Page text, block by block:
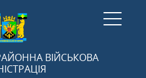
ВІЙСЬКОВА